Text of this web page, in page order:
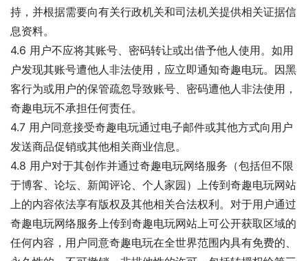
持，并根据需要向有关行政机关和司法机关提供相关证据信
息资料。
4.6 用户不应将其账号、密码转让或出借予他人使用。如用
户发现其账号遭他人非法使用，应立即通知奇趣电玩。因黑
客行为或用户的保管疏忽导致账号、密码遭他人非法使用，
奇趣电玩不承担任何责任。
4.7 用户同意接受奇趣电玩通过电子邮件或其他方式向用户
发送商品促销或其他相关商业信息。
4.8 用户对于其创作并通过奇趣电玩网络服务（包括但不限
于博客、论坛、新闻评论、个人家园）上传到奇趣电玩网站
上的内容依法享有版权及其他相关合法权利。对于用户通过
奇趣电玩网络服务上传到奇趣电玩网站上可公开获取区域的
任何内容，用户同意奇趣电玩在全世界范围内具有免费的、